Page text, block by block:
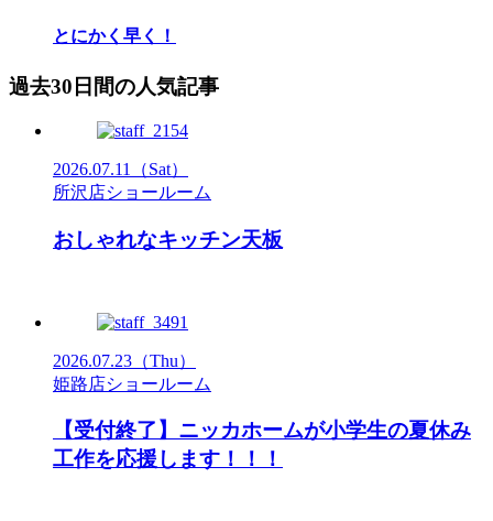
とにかく早く！
過去30日間の人気記事
2026.07.11
（Sat）
所沢店ショールーム
おしゃれなキッチン天板
2026.07.23 （Thu）
姫路店ショールーム
【受付終了】ニッカホームが小学生の夏休み
工作を応援します！！！